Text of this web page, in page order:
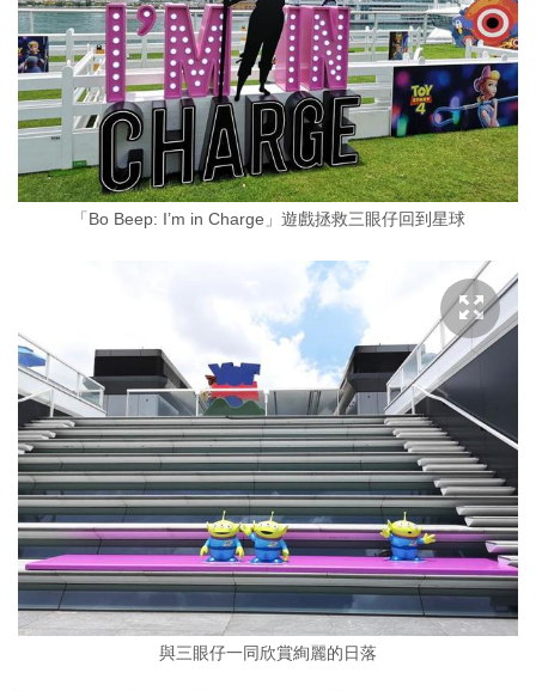
「Bo Beep: I’m in Charge」遊戲拯救三眼仔回到星球
與三眼仔一同欣賞絢麗的日落